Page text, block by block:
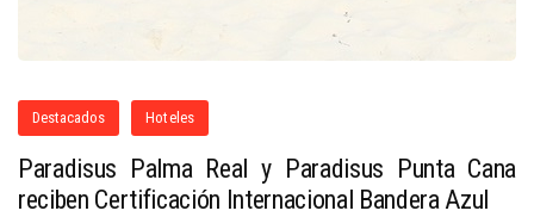
Destacados Hoteles
Paradisus Palma Real y Paradisus Punta Cana
reciben Certificación Internacional Bandera Azul